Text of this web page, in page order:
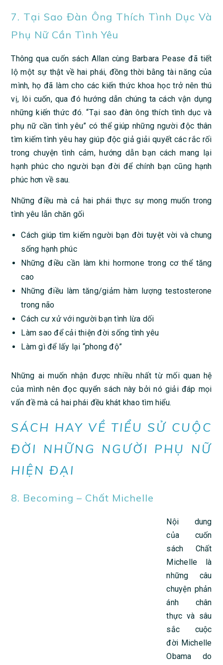
7. Tại Sao Đàn Ông Thích Tình Dục Và
Phụ Nữ Cần Tình Yêu
Thông qua cuốn sách Allan cùng Barbara Pease đã tiết
lộ một sự thật về hai phái, đồng thời bằng tài năng của
mình, họ đã làm cho các kiến thức khoa học trở nên thú
vị, lôi cuốn, qua đó hướng dẫn chúng ta cách vận dụng
những kiến thức đó. “Tại sao đàn ông thích tình dục và
phụ nữ cần tình yêu” có thể giúp những người độc thân
tìm kiếm tình yêu hay giúp độc giả giải quyết các rắc rối
trong chuyện tình cảm, hướng dẫn bạn cách mang lại
hạnh phúc cho người bạn đời để chính bạn cũng hạnh
phúc hơn về sau.
Những điều mà cả hai phái thực sự mong muốn trong
tình yêu lẫn chăn gối
Cách giúp tìm kiếm người bạn đời tuyệt vời và chung
sống hạnh phúc
Những điều cần làm khi hormone trong cơ thể tăng
cao
Những điều làm tăng/giảm hàm lượng testosterone
trong não
Cách cư xử với người bạn tình lừa dối
Làm sao để cải thiện đời sống tình yêu
Làm gì để lấy lại “phong độ”
Những ai muốn nhận được nhiều nhất từ mối quan hệ
của mình nên đọc quyển sách này bởi nó giải đáp mọi
vấn đề mà cả hai phái đều khát khao tìm hiểu.
SÁCH HAY VỀ TIỂU SỬ CUỘC
ĐỜI NHỮNG NGƯỜI PHỤ NỮ
HIỆN ĐẠI
8. Becoming – Chất Michelle
Nội
dung của cuốn sách Chất Michelle là những câu chuyện
phản ánh chân thực và sâu sắc cuộc đời Michelle
Obama do chính tác giả tự kể. Qua từng trang sách,
Michelle dẫn dắt độc giả bước vào thế giới riêng của bà
– những trải nghiệm đã góp phần tạo nên tố chất rất
riêng của Michelle, từ tuổi thơ ở Chicago đến những năm
tháng giữ vị trí điều hành, bí quyết cân bằng áp lực giữa
công việc và gia đình, cho đến 8 năm quyền lực sống tại